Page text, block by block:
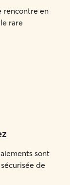
rencontre en
rare
sont
de